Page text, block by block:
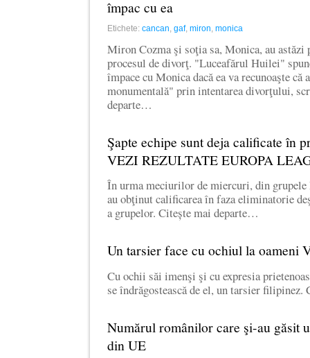
împac cu ea
Etichete: cancan gaf, miron monica
Miron Cozma şi soţia sa, Monica, au
procesul de divorţ. "Luceafărul Huilei"
împace cu Monica dacă ea va recunoaşte că
monumentală" prin intentarea divorţului,
departe…
Şapte echipe sunt deja calificate în
VEZI REZULTATE EUROPA
În urma meciurilor de miercuri, din grupele
au obţinut calificarea în faza eliminatorie
a grupelor. Citește mai departe…
Un tarsier face cu ochiul la oameni
Cu ochii săi imenşi şi cu expresia
se îndrăgostească de el, un tarsier
Numărul românilor care şi-au găsit
din UE